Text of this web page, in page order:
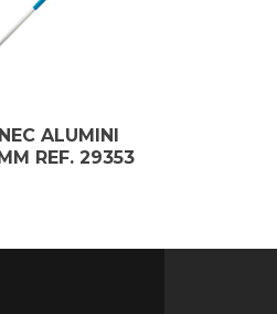
ALUMINI
REF. 29353